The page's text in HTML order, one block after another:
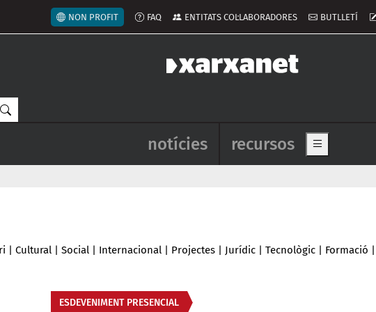
Menú del compte d'usuari
NON PROFIT FAQ ENTITATS COL·LABORADORES BUTLLETÍ
Navegació principal de
notícies recursos Show main
| Cultural | Social | Internacional | Projectes | Jurídic | Tecnològic | Formació |
ESDEVENIMENT PRESENCIAL